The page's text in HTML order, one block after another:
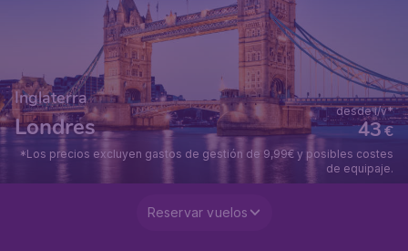
Inglaterra
Londres €
43
desde i/v*
*Los precios excluyen gastos de gestión de 9,99€ y posibles costes
de equipaje.
Reservar vuelos